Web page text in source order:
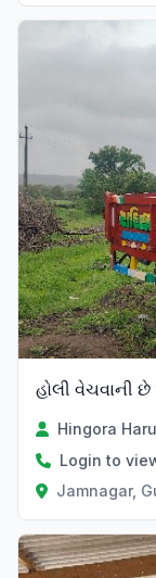
હોલી વેચવાની
Hingora
Login to
Jamnagar,